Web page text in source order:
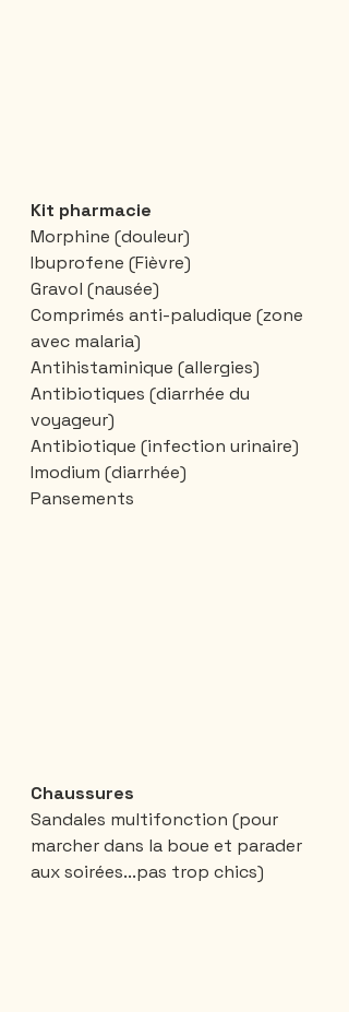
Kit pharmacie
Morphine (douleur)
Ibuprofene (Fièvre)
Gravol (nausée)
Comprimés anti-paludique (zone
avec malaria)
Antihistaminique (allergies)
Antibiotiques (diarrhée du
voyageur)
Antibiotique (infection urinaire)
Imodium (diarrhée)
Pansements
Chaussures
Sandales multifonction (pour
marcher dans la boue et parader
aux soirées...pas trop chics)